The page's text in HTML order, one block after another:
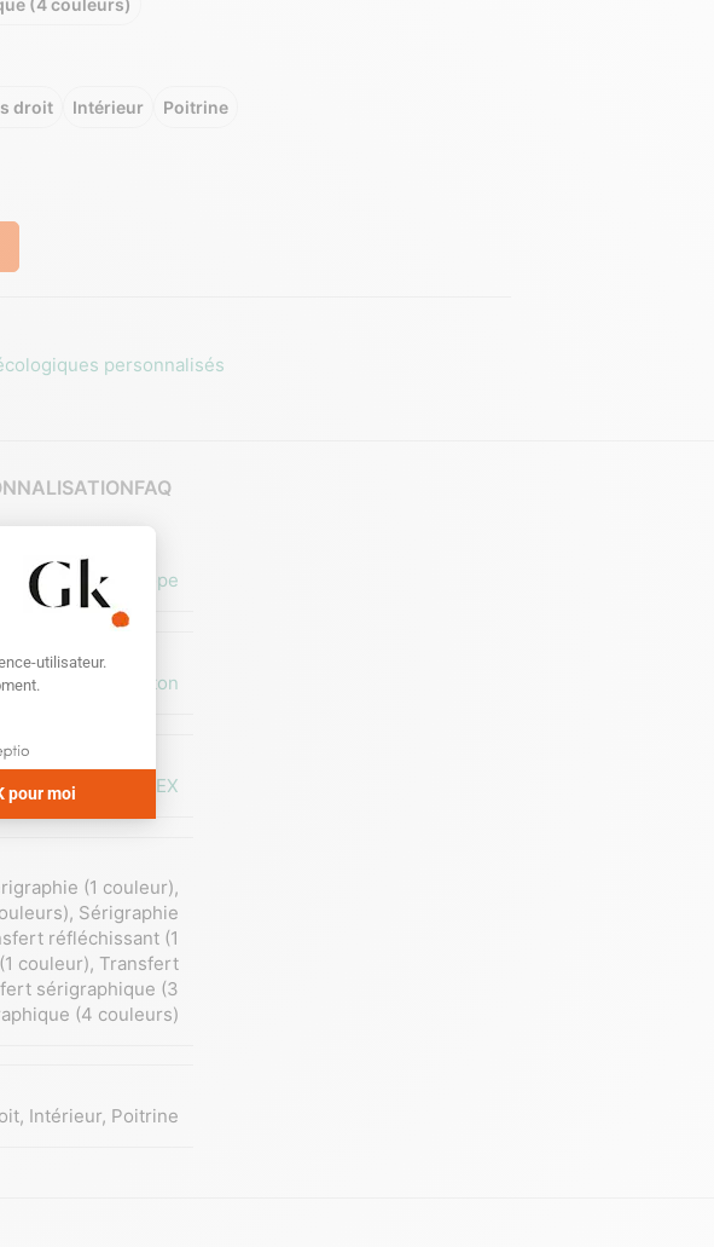
droit Intérieur Poitrine
personnalisés
FAQ
Hors Europe
Coton
OEKO-TEX
(1 couleur),
, Sérigraphie
réfléchissant (1
couleur), Transfert
sérigraphique (3
(4 couleurs)
, Intérieur, Poitrine